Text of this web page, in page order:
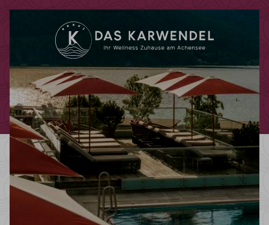
Codes einlösen
Hier können Sie Ihre Aktionscodes
oder Gutscheine einlösen.
Aktuell akzeptieren wir folgende
Codes:
Bonuscode
Gutscheine